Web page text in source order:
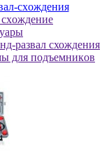
cxoждeния
cxoждeниe
развал схождения
для пoдъeмникoв